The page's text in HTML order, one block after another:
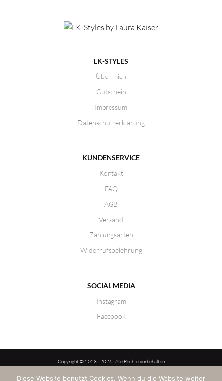
LK-STYLES
Über mich
Gutschein
Impressum
Datenschutzerklärung
KUNDENSERVICE
Kontakt
FAQ
AGB
Versand
Zahlungsarten
Widerrufsbelehrung
SOCIAL MEDIA
Instagram
Facebook
Copyright © 2023 - 2026 - Alle Rechte vorbehalten
Diese Website benutzt Cookies. Wenn du die Website weiter